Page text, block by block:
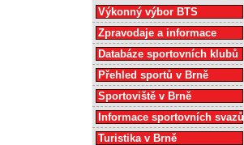
Výkonný výbor BTS
Zpravodaje a informace
Databáze sportovních klubů
Přehled sportů v Brně
Sportoviště v Brně
Informace sportovních svazů
Turistika v Brně